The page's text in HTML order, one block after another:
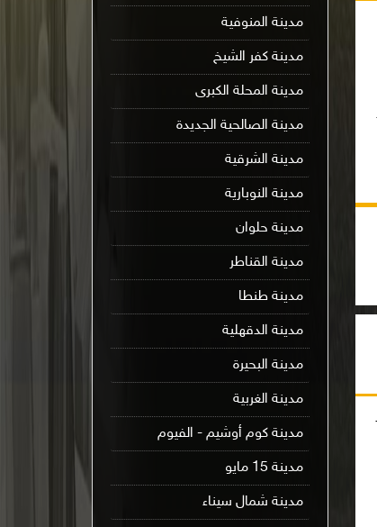
مدينة المنوفية
مدينة كفر الشيخ
مدينة المحلة الكبرى
مدينة الصالحية الجديدة
مدينة الشرقية
مدينة النوبارية
مدينة حلوان
مدينة القناطر
مدينة طنطا
مدينة الدقهلية
مدينة البحيرة
مدينة الغربية
مدينة كوم أوشيم - الفيوم
مدينة 15 مايو
مدينة شمال سيناء